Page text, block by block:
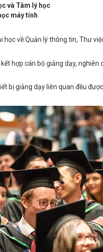
và Tâm lý học
máy tính
về Quản lý thông tin, Thư
hợp cán bộ giảng dạy,
bị giảng dạy liên quan đều